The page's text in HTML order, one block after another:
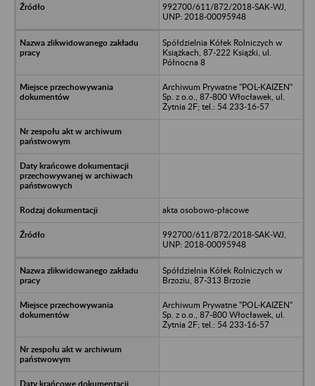
992700/611/872/2018-SAK-WJ,
UNP: 2018-00095948
Spółdzielnia Kółek Rolniczych w
Książkach, 87-222 Książki, ul.
Północna 8
Archiwum Prywatne "POL-KAIZEN"
Sp. z o.o., 87-800 Włocławek, ul.
Żytnia 2F; tel.: 54 233-16-57
akta osobowo-płacowe
992700/611/872/2018-SAK-WJ,
UNP: 2018-00095948
Spółdzielnia Kółek Rolniczych w
Brzoziu, 87-313 Brzozie
Archiwum Prywatne "POL-KAIZEN"
Sp. z o.o., 87-800 Włocławek, ul.
Żytnia 2F; tel.: 54 233-16-57